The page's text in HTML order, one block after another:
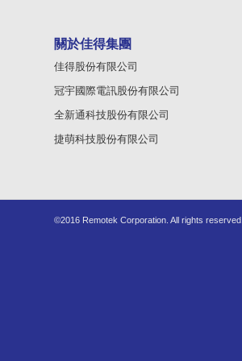
關於佳得集團
佳得股份有限公司
冠宇國際電訊股份有限公司
全新通科技股份有限公司
捷萌科技股份有限公司
©2016 Remotek Corporation. All rights reserved.